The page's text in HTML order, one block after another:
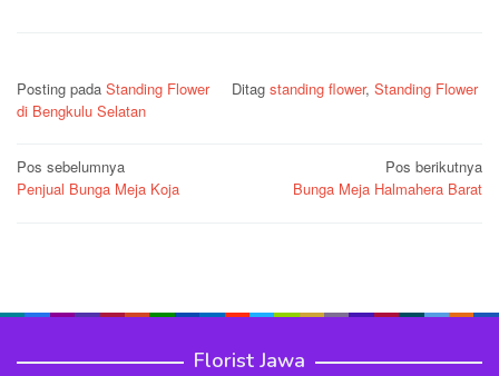
Posting pada Standing Flower Ditag standing flower, Standing Flower
di Bengkulu Selatan
Navigasi
pos
Pos sebelumnya
Penjual Bunga Meja Koja
Pos berikutnya
Bunga Meja Halmahera Barat
Florist Jawa